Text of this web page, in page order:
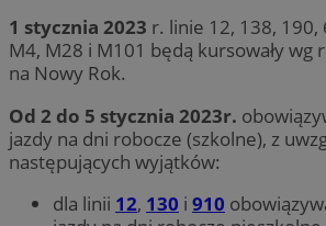
1 stycznia 2023 r. linie 12, 138, 190,
M4, M28 i M101 będą kursowały wg
na Nowy Rok.
Od 2 do 5 stycznia 2023r.
jazdy na dni robocze (szkolne), z
następujących wyjątków:
dla linii 12, 130 i 910